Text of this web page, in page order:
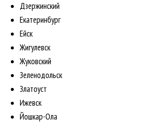
Дзержинский
Екатеринбург
Ейск
Жигулевск
Жуковский
Зеленодольск
Златоуст
Ижевск
Йошкар-Ола